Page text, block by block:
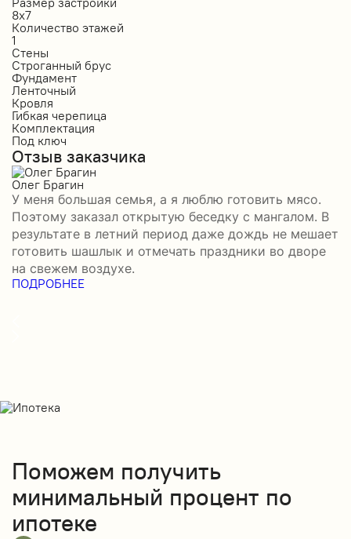
8х7
Количество этажей
1
Стены
Строганный брус
Фундамент
Ленточный
Кровля
Гибкая черепица
Комплектация
Под ключ
Отзыв заказчика
Олег Брагин
У меня большая семья, а я люблю готовить мясо.
Поэтому заказал открытую беседку с мангалом. В
результате в летний период даже дождь не мешает
готовить шашлык и отмечать праздники во дворе
на свежем воздухе.
ПОДРОБНЕЕ
Поможем получить
минимальный процент по
ипотеке